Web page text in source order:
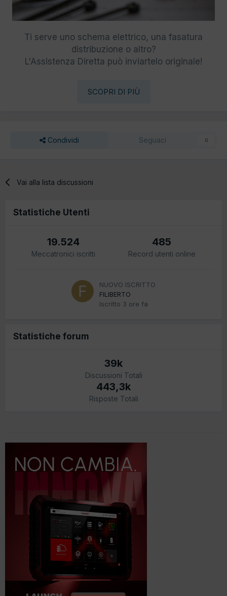
Ti serve uno schema elettrico, una fasatura
distribuzione o altro?
L'Assistenza Diretta può inviartelo originale!
SCOPRI DI PIÙ
Condividi Seguaci 0
Vai alla lista discussioni
Statistiche Utenti
19.524
Meccatronici iscritti
485
Record utenti online
NUOVO ISCRITTO
FILIBERTO
Iscritto 3 ore fa
Statistiche forum
39k
Discussioni Totali
443,3k
Risposte Totali